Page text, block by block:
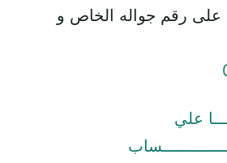
على رقم جواله الخاص و
علي